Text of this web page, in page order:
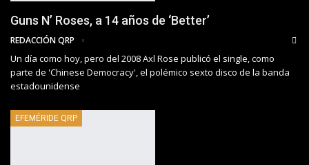
Guns N’ Roses, a 14 años de ‘Better’
REDACCIÓN QRP
Un día como hoy, pero del 2008 Axl Rose publicó el single, como
parte de 'Chinese Democracy', el polémico sexto disco de la banda
estadounidense
EFEMÉRIDE QRP